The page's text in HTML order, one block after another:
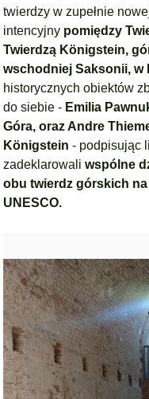
twierdzy w zupełnie
intencyjny pomiędzy
Twierdzą Königstein,
wschodniej Saksonii, w
historycznych obiektów
do siebie - Emilia
Góra, oraz Andre
Königstein - podpisując
zadeklarowaliwspólne
obu twierdz górskich
UNESCO.